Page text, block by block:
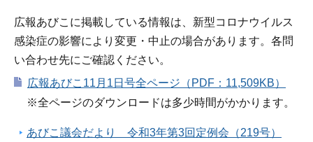
広報あびこに掲載している情報は、新型コロナウイルス
感染症の影響により変更・中止の場合があります。各問
い合わせ先にご確認ください。
広報あびこ11月1日号全ページ（PDF：11,509KB）
※全ページのダウンロードは多少時間がかかります。
あびこ議会だより 令和3年第3回定例会（219号）